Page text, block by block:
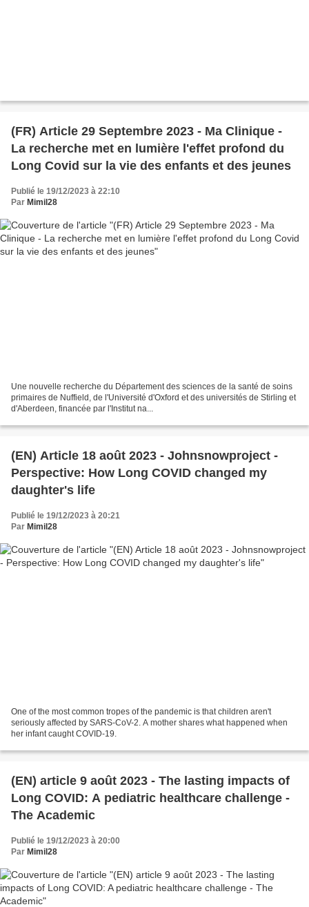
(FR) Article 29 Septembre 2023 - Ma Clinique -
La recherche met en lumière l'effet profond du
Long Covid sur la vie des enfants et des jeunes
Publié le 19/12/2023 à 22:10
Par Mimil28
Une nouvelle recherche du Département des sciences de la santé de soins
primaires de Nuffield, de l'Université d'Oxford et des universités de Stirling et
d'Aberdeen, financée par l'Institut na...
(EN) Article 18 août 2023 - Johnsnowproject -
Perspective: How Long COVID changed my
daughter's life
Publié le 19/12/2023 à 20:21
Par Mimil28
One of the most common tropes of the pandemic is that children aren't
seriously affected by SARS-CoV-2. A mother shares what happened when
her infant caught COVID-19.
(EN) article 9 août 2023 - The lasting impacts of
Long COVID: A pediatric healthcare challenge -
The Academic
Publié le 19/12/2023 à 20:00
Par Mimil28